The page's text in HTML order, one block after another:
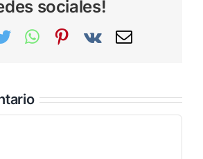
sociales!
TwitterWhatsAppPinterest
Vk
Correo